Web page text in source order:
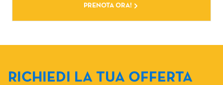
PRENOTA ORA!
RICHIEDI LA TUA OFFERTA